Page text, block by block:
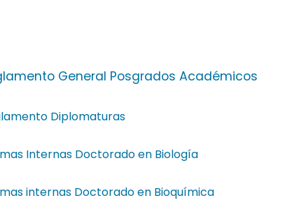
General Posgrados Académicos
Diplomaturas
Internas Doctorado en Biología
internas Doctorado en Bioquímica